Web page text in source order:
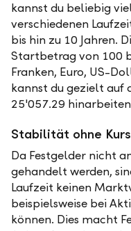
kannst du beliebig
verschiedenen
bis hin zu 10 Jahren.
Startbetrag von 100
Franken, Euro, US-
kannst du gezielt auf
25'057.29
Stabilität ohne
Da Festgelder nicht
gehandelt werden,
Laufzeit keinen
beispielsweise bei
können. Dies macht